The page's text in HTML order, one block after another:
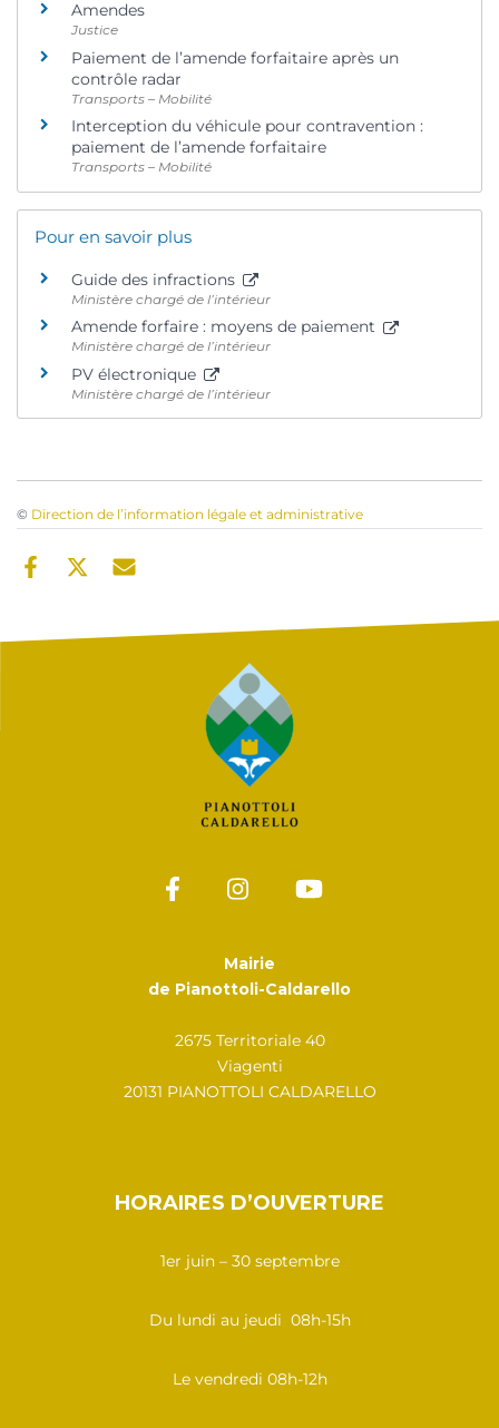
Amendes
Justice
Paiement de l’amende forfaitaire après un
contrôle radar
Transports – Mobilité
Interception du véhicule pour contravention :
paiement de l’amende forfaitaire
Transports – Mobilité
Pour en savoir plus
Guide des infractions
Ministère chargé de l’intérieur
Amende forfaire : moyens de paiement
Ministère chargé de l’intérieur
PV électronique
Ministère chargé de l’intérieur
© Direction de l’information légale et administrative
Mairie
de Pianottoli-Caldarello
2675 Territoriale 40
Viagenti
20131 PIANOTTOLI CALDARELLO
HORAIRES D’OUVERTURE
1er juin – 30 septembre
Du lundi au jeudi 08h-15h
Le vendredi 08h-12h